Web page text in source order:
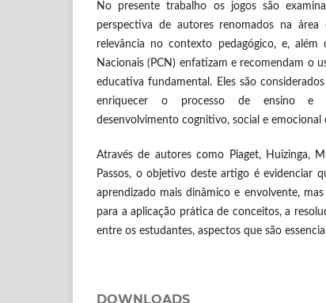
No presente trabalho os jogos são
perspectiva de autores renomados na área
relevância no contexto pedagógico, e, além
Nacionais (PCN) enfatizam e recomendam o
educativa fundamental. Eles são
enriquecer o processo de ensino e
desenvolvimento cognitivo, social e emocional
Através de autores como Piaget, Huizinga,
Passos, o objetivo deste artigo é evidenciar
aprendizado mais dinâmico e envolvente,
para a aplicação prática de conceitos, a
entre os estudantes, aspectos que são
DOWNLOADS